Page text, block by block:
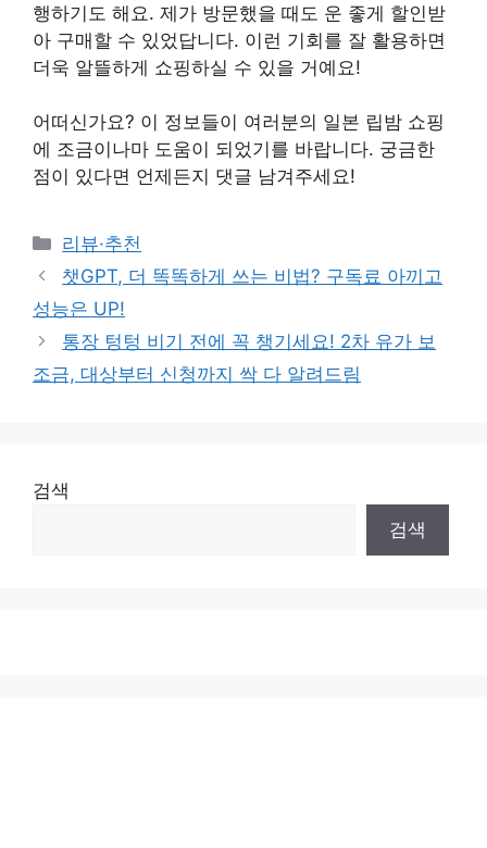
행하기도 해요. 제가 방문했을 때도 운 좋게 할인받
아 구매할 수 있었답니다. 이런 기회를 잘 활용하면
더욱 알뜰하게 쇼핑하실 수 있을 거예요!
어떠신가요? 이 정보들이 여러분의 일본 립밤 쇼핑
에 조금이나마 도움이 되었기를 바랍니다. 궁금한
점이 있다면 언제든지 댓글 남겨주세요!
Categories
리뷰·추천
챗GPT, 더 똑똑하게 쓰는 비법? 구독료 아끼고
성능은 UP!
통장 텅텅 비기 전에 꼭 챙기세요! 2차 유가 보
조금, 대상부터 신청까지 싹 다 알려드림
검색
검색